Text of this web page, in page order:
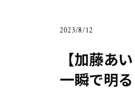
2023/8/12
【加藤あ
一瞬で明